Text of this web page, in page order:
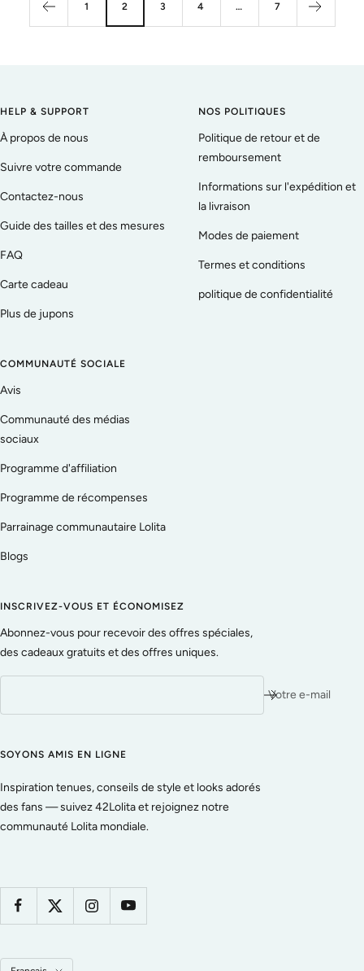
1 2 3 4 … 7
HELP & SUPPORT
À propos de nous
Suivre votre commande
Contactez-nous
Guide des tailles et des mesures
FAQ
Carte cadeau
Plus de jupons
NOS POLITIQUES
Politique de retour et de
remboursement
Informations sur l'expédition et
la livraison
Modes de paiement
Termes et conditions
politique de confidentialité
COMMUNAUTÉ SOCIALE
Avis
Communauté des médias
sociaux
Programme d'affiliation
Programme de récompenses
Parrainage communautaire Lolita
Blogs
INSCRIVEZ-VOUS ET ÉCONOMISEZ
Abonnez-vous pour recevoir des offres spéciales,
des cadeaux gratuits et des offres uniques.
Votre e-mail
SOYONS AMIS EN LIGNE
Inspiration tenues, conseils de style et looks adorés
des fans — suivez 42Lolita et rejoignez notre
communauté Lolita mondiale.
Langue